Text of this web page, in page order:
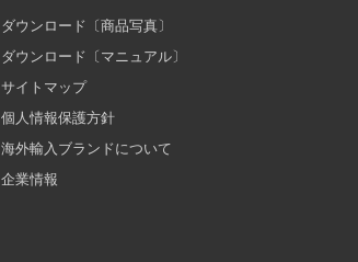
ダウンロード〔商品写真〕
ダウンロード〔マニュアル〕
サイトマップ
個人情報保護方針
海外輸入ブランドについて
企業情報